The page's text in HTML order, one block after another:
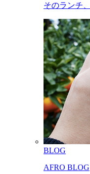
そのランチ
BLOG
AFRO BLOG